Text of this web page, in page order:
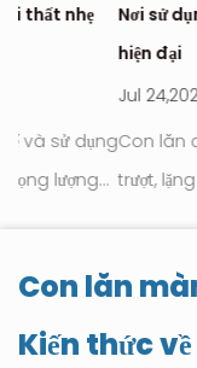
Nơi sử dụng Con
Con lăn cửa an ninh thường ẩn bên trong hệ thống cửa
trượt, lặng lẽ thực
Con lăn
Kiến thức